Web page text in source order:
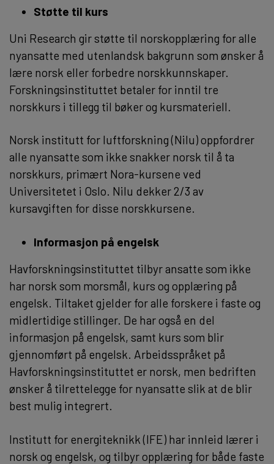
Støtte til kurs
Uni Research gir støtte til norskopplæring for alle
nyansatte med utenlandsk bakgrunn som ønsker å
lære norsk eller forbedre norskkunnskaper.
Forskningsinstituttet betaler for inntil tre
norskkurs i tillegg til bøker og kursmateriell.
Norsk institutt for luftforskning (Nilu) oppfordrer
alle nyansatte som ikke snakker norsk til å ta
norskkurs, primært Nora-kursene ved
Universitetet i Oslo. Nilu dekker 2/3 av
kursavgiften for disse norskkursene.
Informasjon på engelsk
Havforskningsinstituttet tilbyr ansatte som ikke
har norsk som morsmål, kurs og opplæring på
engelsk. Tiltaket gjelder for alle forskere i faste og
midlertidige stillinger. De har også en del
informasjon på engelsk, samt kurs som blir
gjennomført på engelsk. Arbeidsspråket på
Havforskningsinstituttet er norsk, men bedriften
ønsker å tilrettelegge for nyansatte slik at de blir
best mulig integrert.
Institutt for energiteknikk (IFE) har innleid lærer i
norsk og engelsk, og tilbyr opplæring for både faste